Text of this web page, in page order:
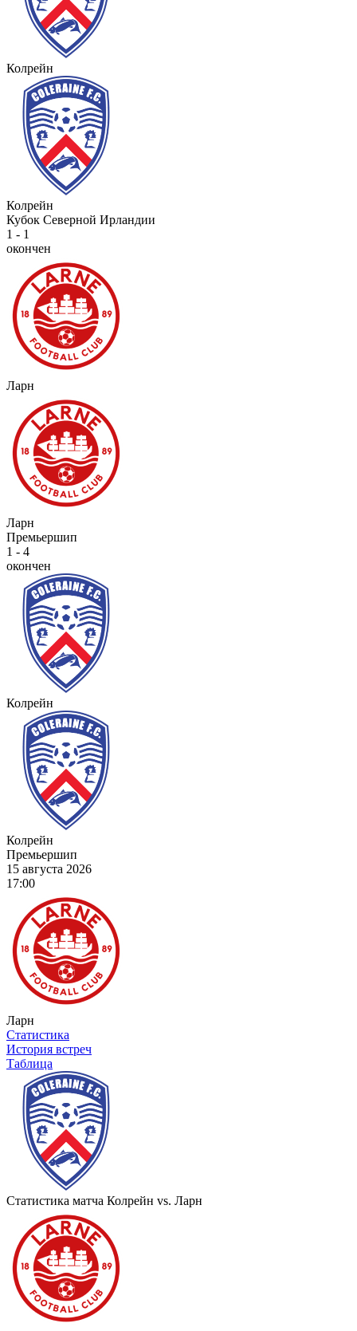
Колрейн
Колрейн
Кубок Северной Ирландии
1 - 1
окончен
Ларн
Ларн
Премьершип
1 - 4
окончен
Колрейн
Колрейн
Премьершип
15 августа 2026
17:00
Ларн
Статистика
История встреч
Таблица
Статистика матча Колрейн vs. Ларн